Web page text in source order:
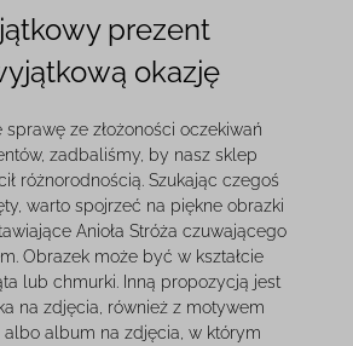
prezent
okazję
ze złożoności oczekiwań
zadbaliśmy, by nasz sklep
różnorodnością. Szukając czegoś
warto spojrzeć na piękne obrazki
Anioła Stróża czuwającego
Obrazek może być w kształcie
lub chmurki. Inną propozycją jest
na zdjęcia, również z motywem
album na zdjęcia, w którym